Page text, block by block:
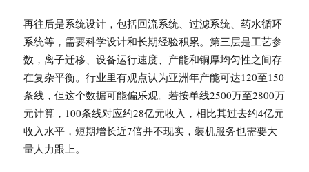
再往后是系统设计，包括回流系统、过滤系统、药水循环
系统等，需要科学设计和长期经验积累。第三层是工艺参
数，离子迁移、设备运行速度、产能和铜厚均匀性之间存
在复杂平衡。行业里有观点认为亚洲年产能可达120至150
条线，但这个数据可能偏乐观。若按单线2500万至2800万
元计算，100条线对应约28亿元收入，相比其过去约4亿元
收入水平，短期增长近7倍并不现实，装机服务也需要大
量人力跟上。